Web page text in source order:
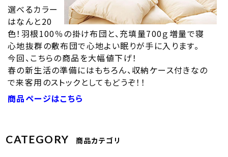
選べるカラー
はなんと20
色！羽根100％の掛け布団と、充填量700ｇ増量で寝
心地抜群の敷布団で心地よい眠りが手に入ります。
今回、こちらの商品を大幅値下げ！
春の新生活の準備にはもちろん、収納ケース付きなの
で来客用のストックとしてもどうぞ！！
商品ページはこちら
CATEGORY 商品カテゴリ